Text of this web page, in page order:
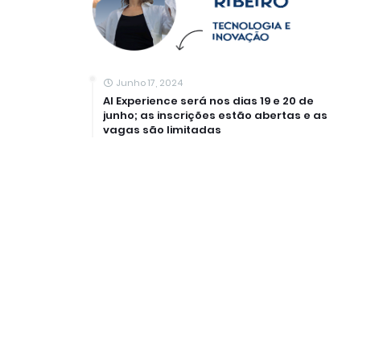
Junho 17, 2024
AI Experience será nos dias 19 e 20 de
junho; as inscrições estão abertas e as
vagas são limitadas